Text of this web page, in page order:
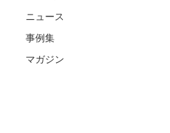
ニュース
事例集
マガジン